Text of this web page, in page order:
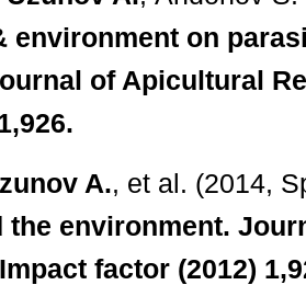
environment on
of Apicultural
A., et al. (2014,
the environment.
factor (2012)